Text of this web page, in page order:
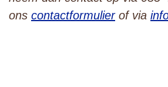
ons contactformulierof via